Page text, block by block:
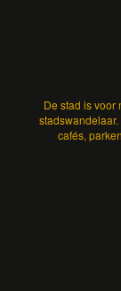
De stad is voor
cafés,